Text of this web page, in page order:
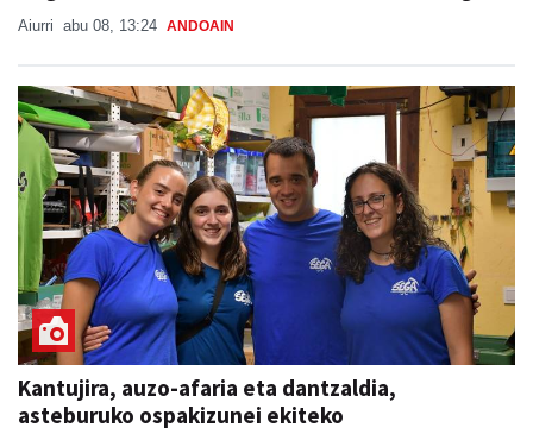
Aiurri abu 08, 13:24 ANDOAIN
Kantujira, auzo-afaria eta dantzaldia,
asteburuko ospakizunei ekiteko